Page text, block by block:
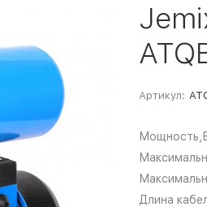
Артикул:
Длина